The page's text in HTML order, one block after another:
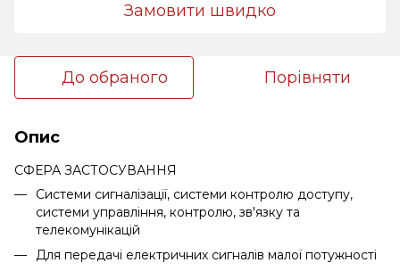
Замовити швидко
До обраного Порівняти
Опис
СФЕРА ЗАСТОСУВАННЯ
Системи сигналізації, системи контролю доступу,
системи управління, контролю, зв'язку та
телекомунікацій
Для передачі електричних сигналів малої потужності